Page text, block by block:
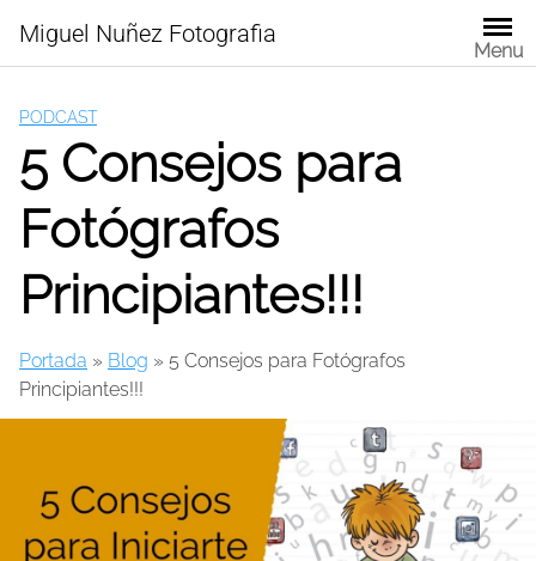
content
Miguel Nuñez Fotografia
Menu
PODCAST
5 Consejos para
Fotógrafos
Principiantes!!!
Portada » Blog » 5 Consejos para Fotógrafos
Principiantes!!!